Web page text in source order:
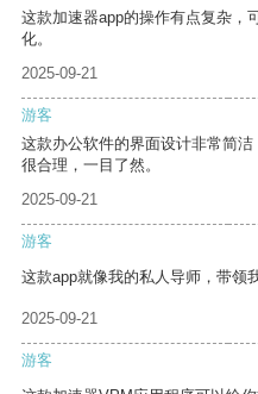
这款加速器app的操作有点复杂，
化。
2025-09-21
游客
这款办公软件的界面设计非常简
很合理，一目了然。
2025-09-21
游客
这款app就像我的私人导师，带领
2025-09-21
游客